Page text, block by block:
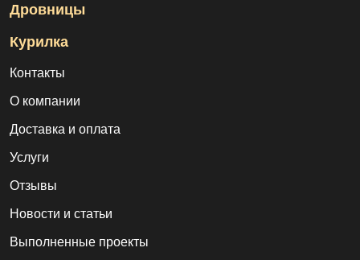
Дровницы
Курилка
Контакты
О компании
Доставка и оплата
Услуги
Отзывы
Новости и статьи
Выполненные проекты